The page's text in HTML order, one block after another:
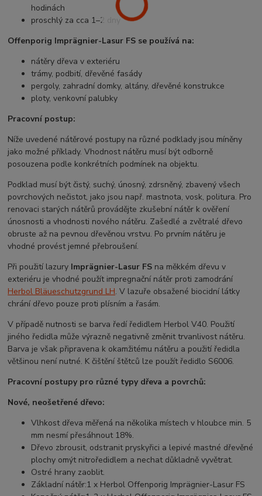
hodinách
proschlý za cca 1–2 dny
Offenporig Imprägnier-Lasur FS se používá na:
nátěry dřeva v exteriéru
trámy, podbití, dřevěné fasády
pergoly, zahradní domky, altány, dřevěné konstrukce
ploty, venkovní palubky
Pracovní postup:
Níže uvedené nátěrové postupy na různé podklady jsou míněny
jako možné příklady. Vhodnost nátěru musí být odborně
posouzena podle konkrétních podmínek na objektu.
Podklad musí být čistý, suchý, únosný, zdrsněný, zbavený všech
povrchových nečistot, jako jsou např. mastnota, vosk, politura. Pro
renovaci starých nátěrů provádějte zkušební nátěr k ověření
únosnosti a vhodnosti nového nátěru. Zašedlé a zvětralé dřevo
obruste až na pevnou dřevěnou vrstvu. Po prvním nátěru je
vhodné provést jemné přebroušení.
Při použití lazury Imprägnier-Lasur FS na měkkém dřevu v
exteriéru je vhodné použít impregnační nátěr proti zamodrání
Herbol Bläueschutzgrund LH. V lazuře obsažené biocidní látky
chrání dřevo pouze proti plísním a řasám.
V případě nutnosti se barva ředí ředidlem Herbol V40. Použití
jiného ředidla může výrazně negativně změnit trvanlivost nátěru.
Barva je však připravena k okamžitému nátěru a použití ředidla
většinou není nutné. K čištění štětců lze použít ředidlo S6006.
Pracovní postupy pro různé typy dřeva a povrchů:
Nové, neošetřené dřevo:
Vlhkost dřeva měřená na několika místech v hloubce min. 5
mm nesmí přesáhnout 18%.
Dřevo zbrousit, odstranit pryskyřici a lepivé mastné dřevěné
plochy omýt nitroředidlem a nechat důkladně vyvětrat.
Ostré hrany zaoblit.
Základní nátěr:1 x Herbol Offenporig Imprägnier-Lasur FS